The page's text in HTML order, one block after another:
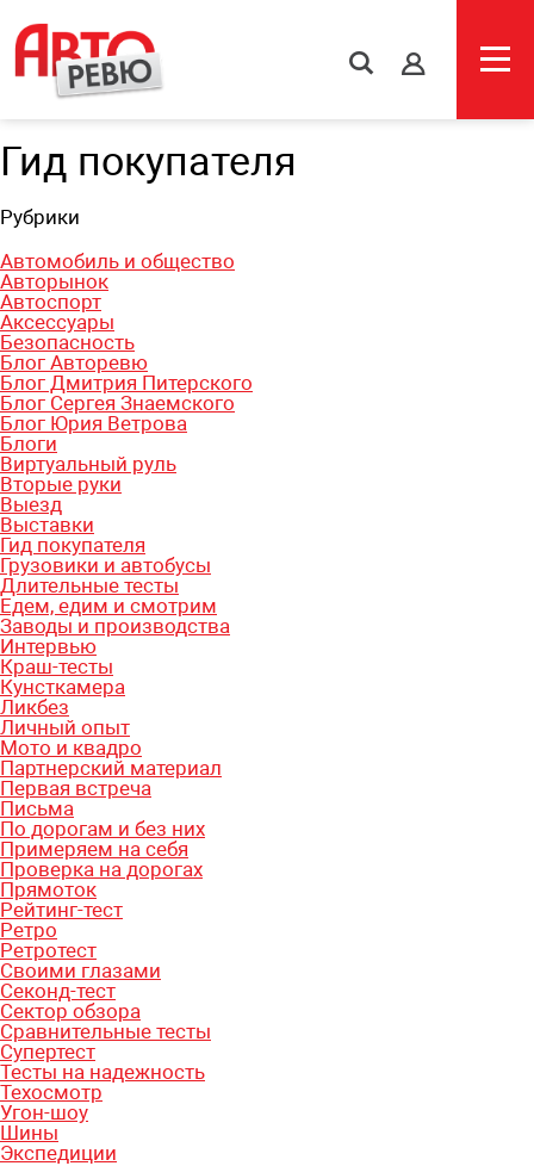
s
Гид покупателя
Рубрики
Автомобиль и общество
Авторынок
Автоспорт
Аксессуары
Безопасность
Блог Авторевю
Блог Дмитрия Питерского
Блог Сергея Знаемского
Блог Юрия Ветрова
Блоги
Виртуальный руль
Вторые руки
Выезд
Выставки
Гид покупателя
Грузовики и автобусы
Длительные тесты
Едем, едим и смотрим
Заводы и производства
Интервью
Краш-тесты
Кунсткамера
Ликбез
Личный опыт
Мото и квадро
Партнерский материал
Первая встреча
Письма
По дорогам и без них
Примеряем на себя
Проверка на дорогах
Прямоток
Рейтинг-тест
Ретро
Ретротест
Своими глазами
Секонд-тест
Сектор обзора
Сравнительные тесты
Супертест
Тесты на надежность
Техосмотр
Угон-шоу
Шины
Экспедиции